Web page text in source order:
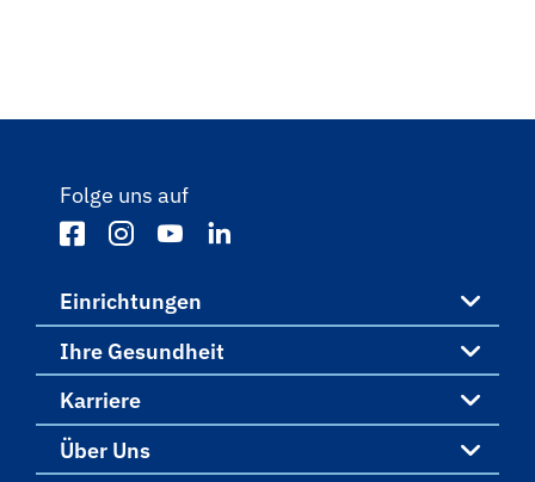
Folge uns auf
Einrichtungen
Einrichtungen
St. Vincenz-Krankenhaus Limburg
Ihre Gesundheit
Ihre Gesundheit
Karriere
Über Uns